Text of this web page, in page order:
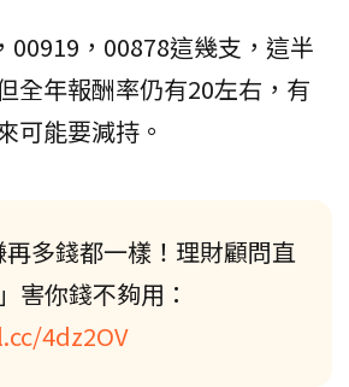
00919，00878這幾支，這半
全年報酬率仍有20左右，有
可能要減持。
多錢都一樣！理財顧問直
害你錢不夠用：
4dz2OV